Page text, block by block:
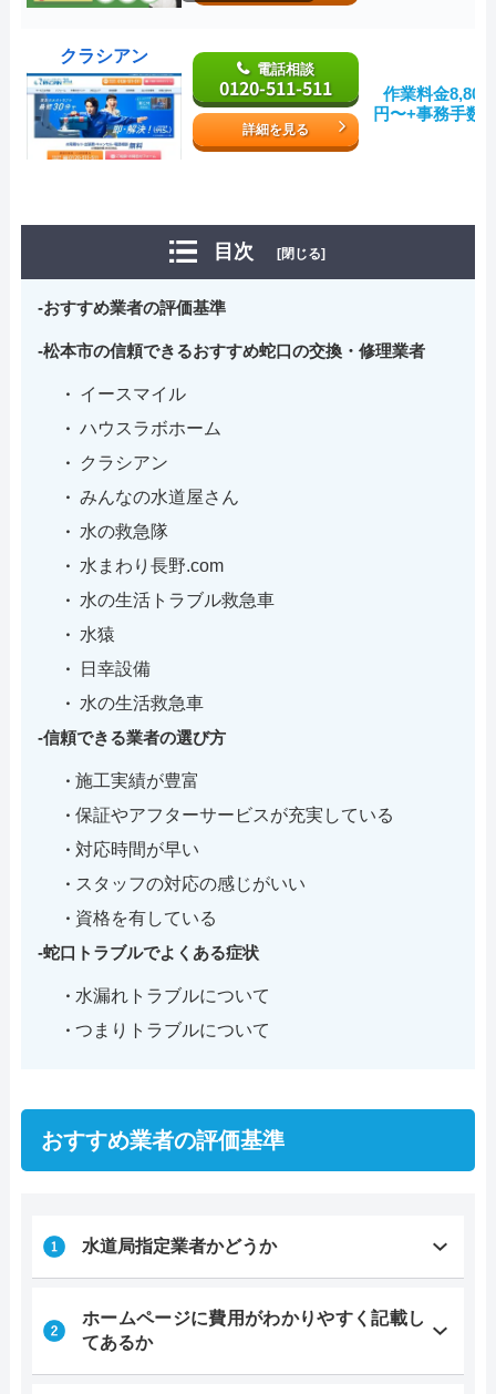
クラシアン
電話相談
0120-511-511
詳細を見る
作業料金8,800
円〜+事務手数
目次 [閉じる]
おすすめ業者の評価基準
松本市の信頼できるおすすめ蛇口の交換・修理業者
イースマイル
ハウスラボホーム
クラシアン
みんなの水道屋さん
水の救急隊
水まわり長野.com
水の生活トラブル救急車
水猿
日幸設備
水の生活救急車
信頼できる業者の選び方
施工実績が豊富
保証やアフターサービスが充実している
対応時間が早い
スタッフの対応の感じがいい
資格を有している
蛇口トラブルでよくある症状
水漏れトラブルについて
つまりトラブルについて
おすすめ業者の評価基準
水道局指定業者かどうか
ホームページに費用がわかりやすく記載し
てあるか